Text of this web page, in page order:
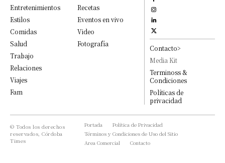
Entretenimientos
Estilos
Comidas
Salud
Trabajo
Relaciones
Viajes
Fam
Recetas
Eventos en vivo
Video
Fotografía
Contacto>
Media Kit
Terminoss &
Condiciones
Políticas de
privacidad
© Todos los derechos
reservados, Córdoba
Times
Portada
Política de Privacidad
Términos y Condiciones de Uso del Sitio
Area Comercial
Contacto